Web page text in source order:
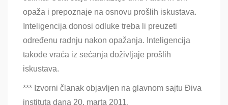
opaža i prepoznaje na osnovu prošlih iskustava.
Inteligencija donosi odluke treba li preuzeti
određenu radnju nakon opažanja. Inteligencija
takođe vraća iz sećanja doživljaje prošlih
iskustava.
*** Izvorni članak objavljen na glavnom sajtu Điva
instituta dana 20. marta 2011.